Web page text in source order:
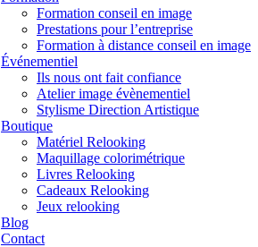
Formation conseil en image
Prestations pour l’entreprise
Formation à distance conseil en image
Événementiel
Ils nous ont fait confiance
Atelier image évènementiel
Stylisme Direction Artistique
Boutique
Matériel Relooking
Maquillage colorimétrique
Livres Relooking
Cadeaux Relooking
Jeux relooking
Blog
Contact